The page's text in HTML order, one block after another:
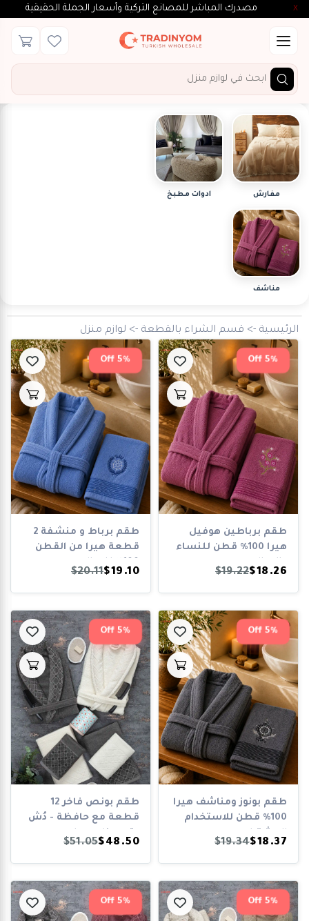
مصدرك المباشر للمصانع التركية وأسعار الجملة الحقيقية X
مفارش
مناشف
ادوات مطبخ
×
فلتر
الأسعار
To
$
بحث
الماركات
Big
discounts
11
Big
size
994
4781
الرئيسية -> قسم الشراء بالقطعة -> لوازم منزل
5% Off
طقم برباطين هوفيل
هيرا 100% قطن للنساء
$18.26
$19.22
5% Off
طقم برباط و منشفة 2
قطعة هيرا من القطن
$19.10
$20.11
5% Off
طقم بونوز ومناشف هيرا
100% قطن للاستخدام
$18.37
$19.34
5% Off
طقم بونص فاخر 12
قطعة مع حافظة - دُش
$48.50
$51.05
5% Off
5% Off